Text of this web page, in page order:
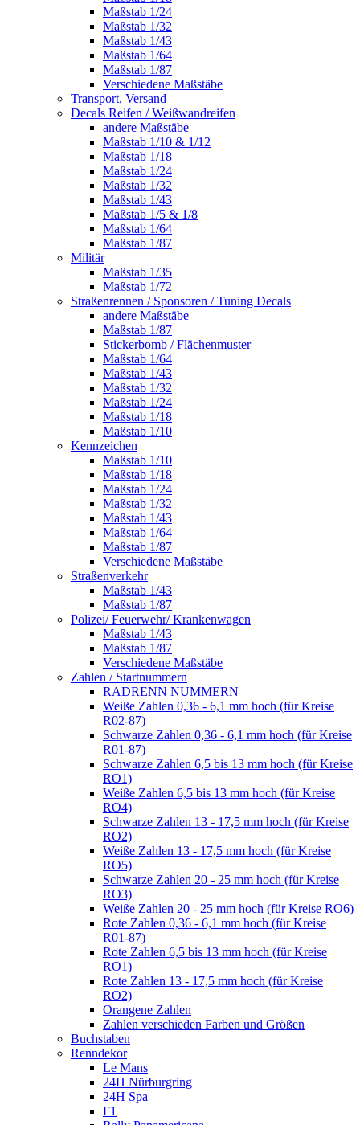
Maßstab 1/24
Maßstab 1/32
Maßstab 1/43
Maßstab 1/64
Maßstab 1/87
Verschiedene Maßstäbe
Transport, Versand
Decals Reifen / Weißwandreifen
andere Maßstäbe
Maßstab 1/10 & 1/12
Maßstab 1/18
Maßstab 1/24
Maßstab 1/32
Maßstab 1/43
Maßstab 1/5 & 1/8
Maßstab 1/64
Maßstab 1/87
Militär
Maßstab 1/35
Maßstab 1/72
Straßenrennen / Sponsoren / Tuning Decals
andere Maßstäbe
Maßstab 1/87
Stickerbomb / Flächenmuster
Maßstab 1/64
Maßstab 1/43
Maßstab 1/32
Maßstab 1/24
Maßstab 1/18
Maßstab 1/10
Kennzeichen
Maßstab 1/10
Maßstab 1/18
Maßstab 1/24
Maßstab 1/32
Maßstab 1/43
Maßstab 1/64
Maßstab 1/87
Verschiedene Maßstäbe
Straßenverkehr
Maßstab 1/43
Maßstab 1/87
Polizei/ Feuerwehr/ Krankenwagen
Maßstab 1/43
Maßstab 1/87
Verschiedene Maßstäbe
Zahlen / Startnummern
RADRENN NUMMERN
Weiße Zahlen 0,36 - 6,1 mm hoch (für Kreise
R02-87)
Schwarze Zahlen 0,36 - 6,1 mm hoch (für Kreise
R01-87)
Schwarze Zahlen 6,5 bis 13 mm hoch (für Kreise
RO1)
Weiße Zahlen 6,5 bis 13 mm hoch (für Kreise
RO4)
Schwarze Zahlen 13 - 17,5 mm hoch (für Kreise
RO2)
Weiße Zahlen 13 - 17,5 mm hoch (für Kreise
RO5)
Schwarze Zahlen 20 - 25 mm hoch (für Kreise
RO3)
Weiße Zahlen 20 - 25 mm hoch (für Kreise RO6)
Rote Zahlen 0,36 - 6,1 mm hoch (für Kreise
R01-87)
Rote Zahlen 6,5 bis 13 mm hoch (für Kreise
RO1)
Rote Zahlen 13 - 17,5 mm hoch (für Kreise
RO2)
Orangene Zahlen
Zahlen verschieden Farben und Größen
Buchstaben
Renndekor
Le Mans
24H Nürburgring
24H Spa
F1